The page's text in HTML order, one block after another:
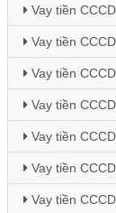
Vay tiền
Vay tiền
Vay tiền
Vay tiền
Vay tiền
Vay tiền
Vay tiền